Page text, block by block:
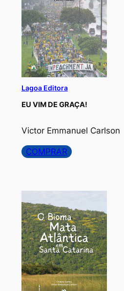
Lagoa Editora
EU VIM DE GRAÇA!
Victor Emmanuel Carlson
COMPRAR